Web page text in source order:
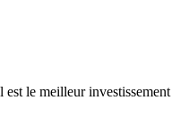
le meilleur investissement